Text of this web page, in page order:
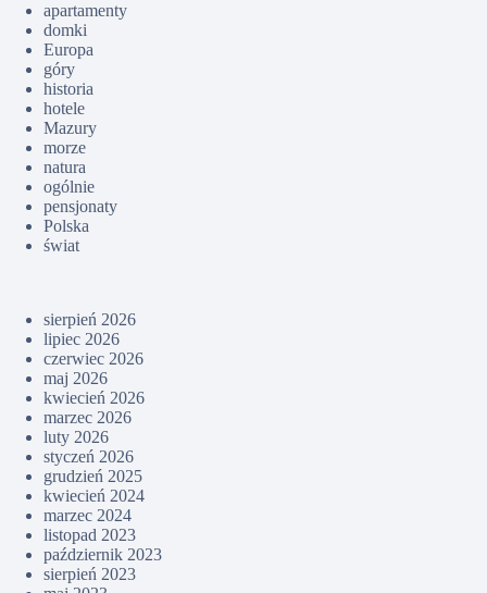
apartamenty
domki
Europa
góry
historia
hotele
Mazury
morze
natura
ogólnie
pensjonaty
Polska
świat
sierpień 2026
lipiec 2026
czerwiec 2026
maj 2026
kwiecień 2026
marzec 2026
luty 2026
styczeń 2026
grudzień 2025
kwiecień 2024
marzec 2024
listopad 2023
październik 2023
sierpień 2023